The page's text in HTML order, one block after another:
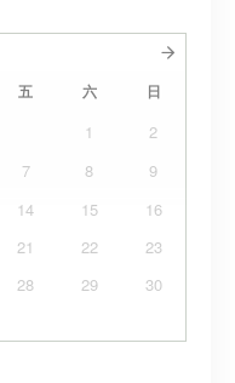
五 六 日
1
2
7 8
9
14 15
16
21 22
23
28 29
30